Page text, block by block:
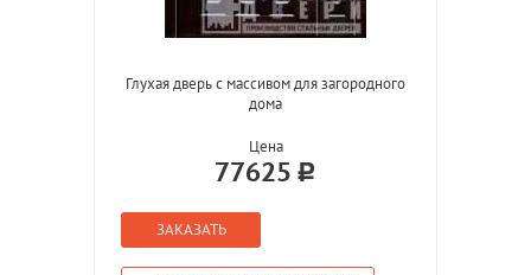
Глухая дверь с массивом для загородного
дома
Цена
77625
ЗАКАЗАТЬ